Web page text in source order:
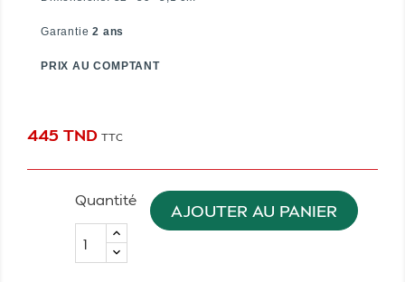
Garantie2 ans
PRIX AU COMPTANT
445 TND TTC
Quantité
AJOUTER AU PANIER